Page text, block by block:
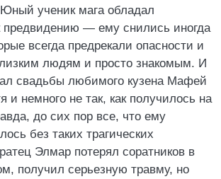
ученик мага обладал
предвидению — ему снились иногда
всегда предрекали опасности и
людям и просто знакомым. И
свадьбы любимого кузена Мафей
и немного не так, как получилось на
до сих пор все, что ему
без таких трагических
Элмар потерял соратников в
получил серьезную травму, но